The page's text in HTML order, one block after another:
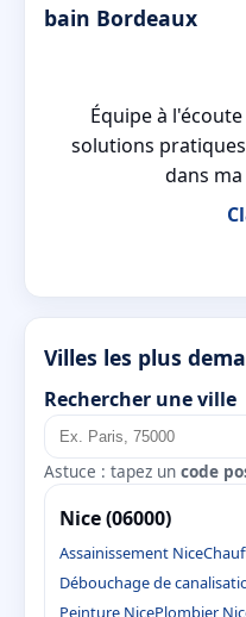
bain Bordeaux
Équipe à
solutions
dans
Villes les plus
Rechercher une ville
Astuce : tapez un code
Nice (06000)
Assainissement Nice
Débouchage de
Peinture NicePlombier